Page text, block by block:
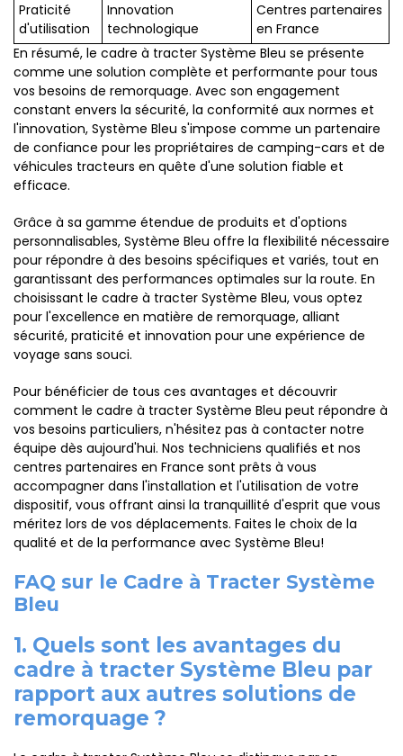
Praticité
d'utilisation
Innovation
technologique
Centres partenaires
en France
En résumé, le cadre à tracter Système Bleu se présente
comme une solution complète et performante pour tous
vos besoins de remorquage. Avec son engagement
constant envers la sécurité, la conformité aux normes et
l'innovation, Système Bleu s'impose comme un partenaire
de confiance pour les propriétaires de camping-cars et de
véhicules tracteurs en quête d'une solution fiable et
efficace.
Grâce à sa gamme étendue de produits et d'options
personnalisables, Système Bleu offre la flexibilité nécessaire
pour répondre à des besoins spécifiques et variés, tout en
garantissant des performances optimales sur la route. En
choisissant le cadre à tracter Système Bleu, vous optez
pour l'excellence en matière de remorquage, alliant
sécurité, praticité et innovation pour une expérience de
voyage sans souci.
Pour bénéficier de tous ces avantages et découvrir
comment le cadre à tracter Système Bleu peut répondre à
vos besoins particuliers, n'hésitez pas à contacter notre
équipe dès aujourd'hui. Nos techniciens qualifiés et nos
centres partenaires en France sont prêts à vous
accompagner dans l'installation et l'utilisation de votre
dispositif, vous offrant ainsi la tranquillité d'esprit que vous
méritez lors de vos déplacements. Faites le choix de la
qualité et de la performance avec Système Bleu!
FAQ sur le Cadre à Tracter Système
Bleu
1. Quels sont les avantages du
cadre à tracter Système Bleu par
rapport aux autres solutions de
remorquage ?